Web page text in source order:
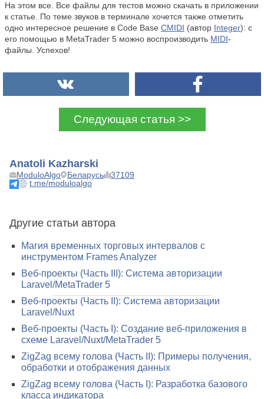
На этом все. Все файлы для тестов можно скачать в приложении
к статье. По теме звуков в терминале хочется также отметить
одно интересное решение в Code Base CMIDI (автор Integer): с
его помощью в MetaTrader 5 можно воспроизводить MIDI-
файлы. Успехов!
Следующая статья >>
Anatoli Kazharski
ModuloAlgo Беларусь
37109
t.me/moduloalgo
Другие статьи автора
Магия временных торговых интервалов с
инструментом Frames Analyzer
Веб-проекты (Часть III): Система авторизации
Laravel/MetaTrader 5
Веб-проекты (Часть II): Система авторизации
Laravel/Nuxt
Веб-проекты (Часть I): Создание веб-приложения в
схеме Laravel/Nuxt/MetaTrader 5
ZigZag всему голова (Часть II): Примеры получения,
обработки и отображения данных
ZigZag всему голова (Часть I): Разработка базового
класса индикатора